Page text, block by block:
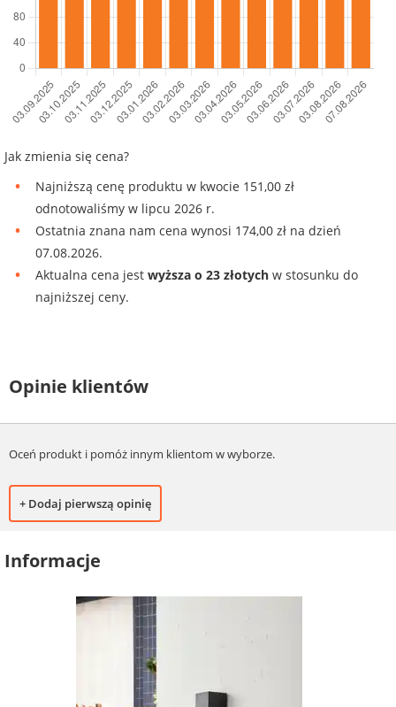
Jak zmienia się cena?
Najniższą cenę produktu w kwocie 151,00 zł
odnotowaliśmy w lipcu 2026 r.
Ostatnia znana nam cena wynosi 174,00 zł na dzień
07.08.2026.
Aktualna cena jest wyższa o 23 złotych w stosunku do
najniższej ceny.
Opinie klientów
Oceń produkt i pomóż innym klientom w wyborze.
+ Dodaj pierwszą opinię
Informacje